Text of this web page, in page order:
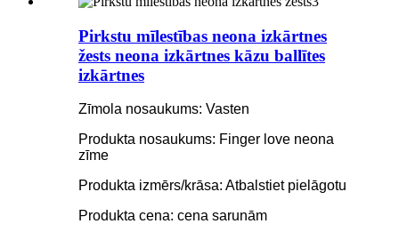
Pirkstu mīlestības neona izkārtnes
žests neona izkārtnes kāzu ballītes
izkārtnes
Zīmola nosaukums: Vasten
Produkta nosaukums: Finger love neona
zīme
Produkta izmērs/krāsa: Atbalstiet pielāgotu
Produkta cena: cena sarunām